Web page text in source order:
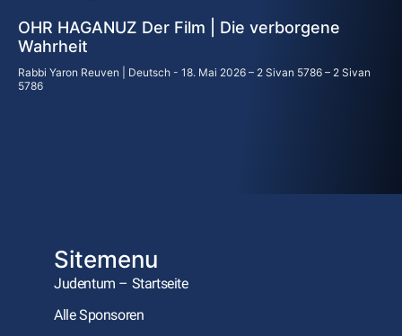
OHR HAGANUZ Der Film | Die verborgene
Wahrheit
Rabbi Yaron Reuven | Deutsch
18. Mai 2026 – 2 Sivan 5786 – 2 Sivan
5786
Sitemenu
Judentum – Startseite
Alle Sponsoren